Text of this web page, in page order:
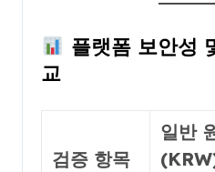
플랫폼 보안성
교
검증 항목
일반